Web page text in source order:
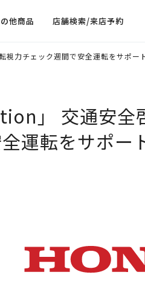
他商品 店舗検索/来店予約
力チェック週間で安全運転をサポー
」 交通安全
運転をサポー